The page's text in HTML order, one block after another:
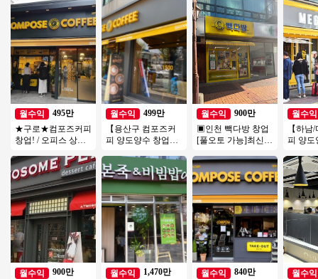
월수익
495만
★구로★컴포즈커피
창업! / 오피스 상권!
토 운영!
월수익
900만
월수익
499만
【용산구 컴포즈커
피 양도양수 창업】
업/여성창업/커피창
업/카페창업
월수익
1,470만
월수익
900만
▣인천 빽다방 창업
[풀오토 가능]최신
장/가성비매장/특급
상권
월수익
840만
월수익
【하남
피 양도
초보창
업추천
월수익